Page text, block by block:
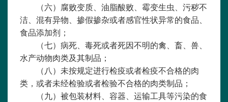
（六）腐败变质、油脂酸败、霉变生虫、污秽不
洁、混有异物、掺假掺杂或者感官性状异常的食品、
食品添加剂；
（七）病死、毒死或者死因不明的禽、畜、兽、
水产动物肉类及其制品；
（八）未按规定进行检疫或者检疫不合格的肉
类，或者未经检验或者检验不合格的肉类制品；
（九）被包装材料、容器、运输工具等污染的食